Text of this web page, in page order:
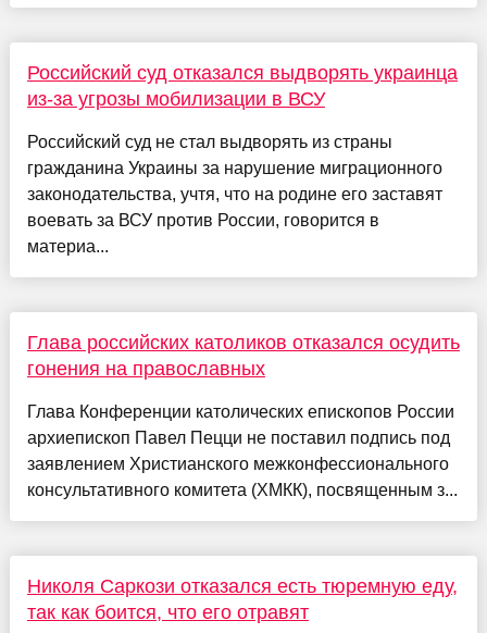
Российский суд отказался выдворять украинца
из-за угрозы мобилизации в ВСУ
Российский суд не стал выдворять из страны
гражданина Украины за нарушение миграционного
законодательства, учтя, что на родине его заставят
воевать за ВСУ против России, говорится в
материа...
Глава российских католиков отказался осудить
гонения на православных
Глава Конференции католических епископов России
архиепископ Павел Пецци не поставил подпись под
заявлением Христианского межконфессионального
консультативного комитета (ХМКК), посвященным з...
Николя Саркози отказался есть тюремную еду,
так как боится, что его отравят